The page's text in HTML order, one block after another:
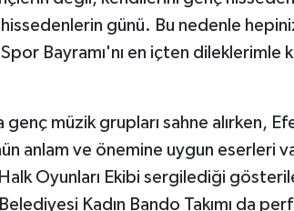
günü. Bu nedenle
Bayramı'nı en içten
genç müzik grupları sahne alırken,
anlam ve önemine uygun eserleri
Oyunları Ekibi sergilediği
Kadın Bando Takımı da